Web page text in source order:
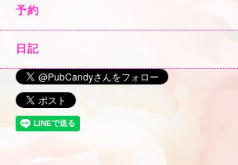
予約
日記